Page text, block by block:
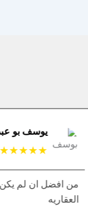
يوسف بو
★★★★★
من افضل ان لم
العقاريه